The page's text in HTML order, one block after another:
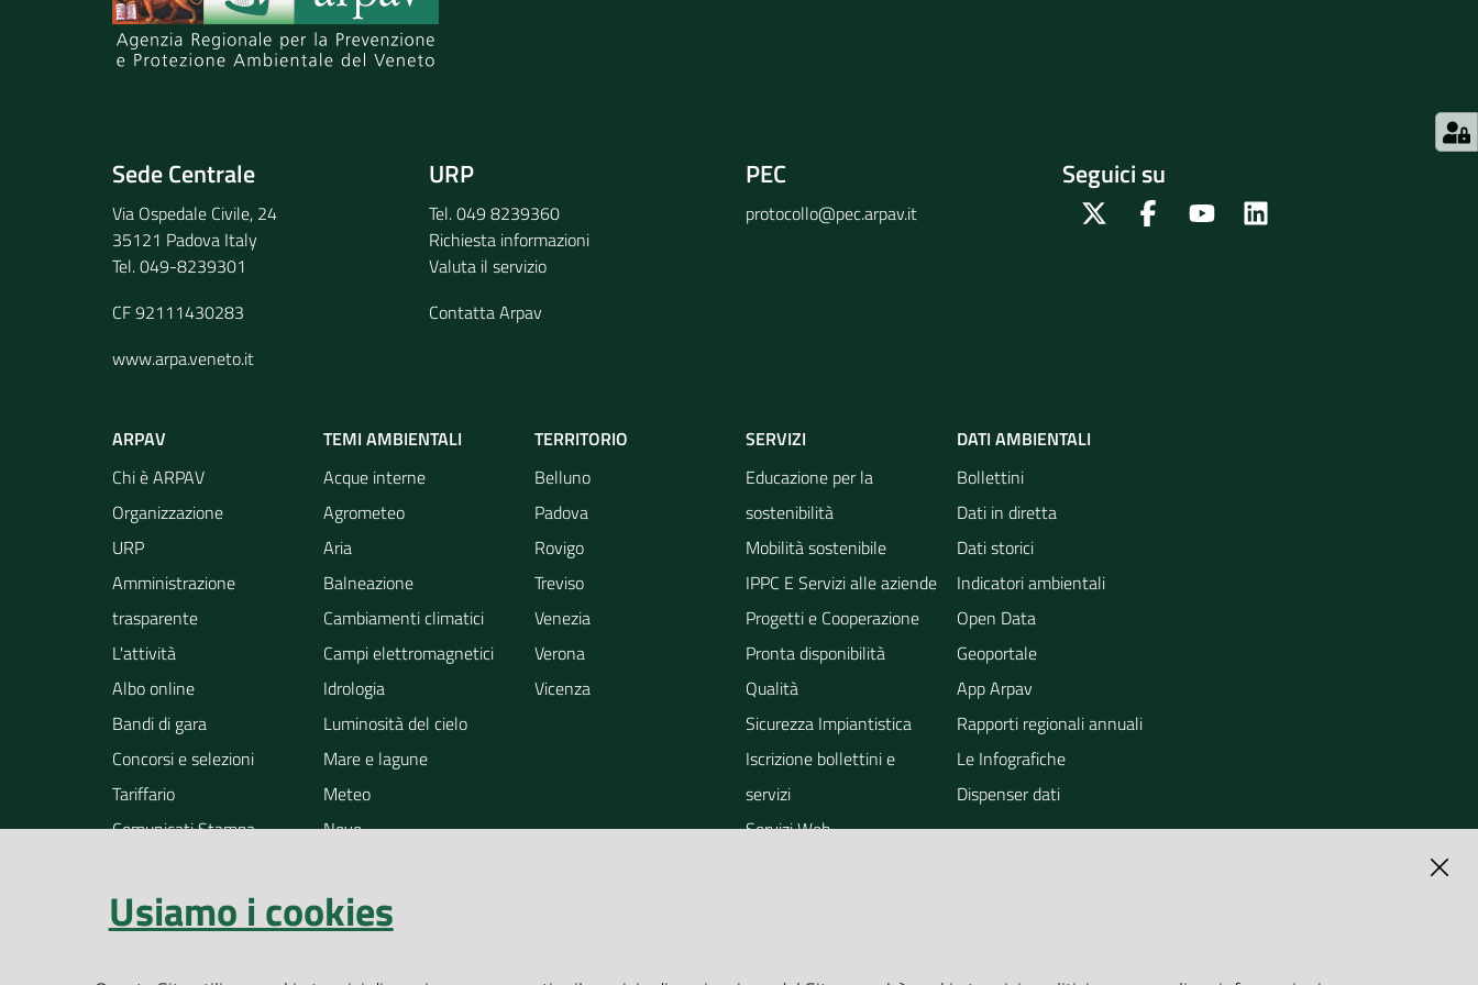
Sede Centrale
Via Ospedale Civile, 24
35121 Padova Italy
Tel. 049-8239301
CF 92111430283
www.arpa.veneto.it
URP
Tel. 049 8239360
Richiesta informazioni
Valuta il servizio
Contatta Arpav
PEC
protocollo@pec.arpav.it
Seguici su
Twitter FacebookYoutube
ARPAV
Chi è ARPAV
Organizzazione
URP
Amministrazione
trasparente
L'attività
Albo online
Bandi di gara
Concorsi e selezioni
Tariffario
Comunicati Stampa
TEMI AMBIENTALI
Acque interne
Agrometeo
Aria
Balneazione
Cambiamenti climatici
Campi elettromagnetici
Idrologia
Luminosità del cielo
Mare e lagune
Meteo
Neve
Pollini
Radioattività
TERRITORIO
Belluno
Padova
Rovigo
Treviso
Venezia
Verona
Vicenza
SERVIZI
Educazione per la
sostenibilità
Mobilità sostenibile
IPPC E Servizi alle aziende
Progetti e Cooperazione
Pronta disponibilità
Qualità
Sicurezza Impiantistica
Iscrizione bollettini e
servizi
Servizi Web
DATI AMBIENTALI
Bollettini
Dati in diretta
Dati storici
Indicatori ambientali
Open Data
Geoportale
App Arpav
Rapporti regionali annuali
Le Infografiche
Dispenser dati
Usiamo i cookies